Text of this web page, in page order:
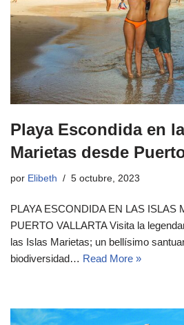
Playa Escondida en
Marietas desde
por Elibeth 5 octubre, 2023
PLAYA ESCONDIDA EN LAS ISLAS
PUERTO VALLARTA Visita la
las Islas Marietas; un bellísimo
biodiversidad… Read More »